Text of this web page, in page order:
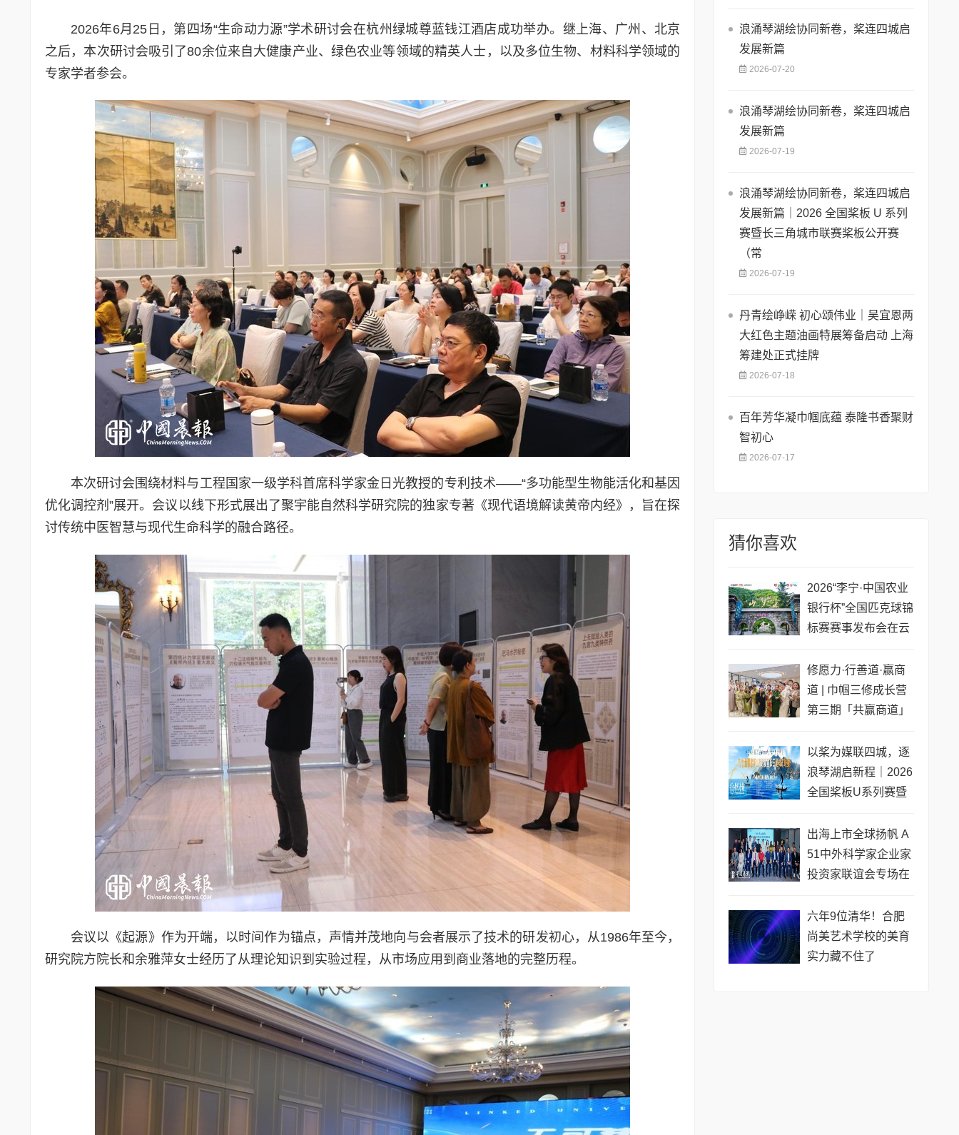
2026年6月25日，第四场“生命动力源”学术研讨会在杭州绿城尊蓝钱江酒店成功举办。继上海、广州、北京
之后，本次研讨会吸引了80余位来自大健康产业、绿色农业等领域的精英人士，以及多位生物、材料科学领域的
专家学者参会。
本次研讨会围绕材料与工程国家一级学科首席科学家金日光教授的专利技术——“多功能型生物能活化和基因
优化调控剂”展开。会议以线下形式展出了聚宇能自然科学研究院的独家专著《现代语境解读黄帝内经》，旨在探
讨传统中医智慧与现代生命科学的融合路径。
会议以《起源》作为开端，以时间作为锚点，声情并茂地向与会者展示了技术的研发初心，从1986年至今，
研究院方院长和余雅萍女士经历了从理论知识到实验过程，从市场应用到商业落地的完整历程。
浪涌琴湖绘协同新卷，桨连四城启
发展新篇
2026-07-20
浪涌琴湖绘协同新卷，桨连四城启
发展新篇
2026-07-19
浪涌琴湖绘协同新卷，桨连四城启
发展新篇｜2026 全国桨板 U 系列
赛暨长三角城市联赛桨板公开赛
（常
2026-07-19
丹青绘峥嵘 初心颂伟业｜吴宜恩两
大红色主题油画特展筹备启动 上海
筹建处正式挂牌
2026-07-18
百年芳华凝巾帼底蕴 泰隆书香聚财
智初心
2026-07-17
猜你喜欢
2026“李宁·中国农业
银行杯”全国匹克球锦
标赛赛事发布会在云
修愿力·行善道·赢商
道 | 巾帼三修成长营
第三期「共赢商道」
以桨为媒联四城，逐
浪琴湖启新程｜2026
全国桨板U系列赛暨
公开赛（常熟站）即
将开赛
出海上市全球扬帆 A
51中外科学家企业家
投资家联谊会专场在
业境外上市多元服务
六年9位清华！合肥
尚美艺术学校的美育
实力藏不住了